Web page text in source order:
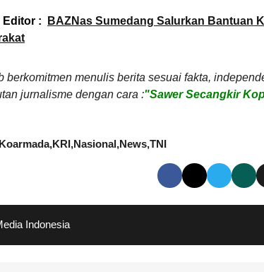
Editor :
BAZNas Sumedang Salurkan Bantuan
berkomitmen menulis berita sesuai fakta,
jurnalisme dengan cara :"Sawer Secangkir
Koarmada KRI Nasional News TNI
Indonesia